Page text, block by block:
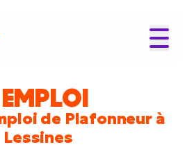
EMPLOI
de Plafonneur à
Lessines